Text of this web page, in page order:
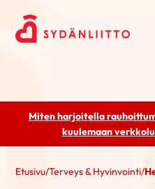
Miten harjoitella
kuulemaan
Etusivu/Terveys & Hyvinvointi/